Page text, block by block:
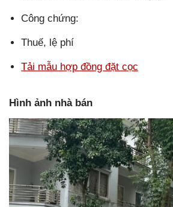
Công chứng:
Thuế, lệ phí
Tải mẫu hợp đồng đặt cọc
Hình ảnh nhà bán